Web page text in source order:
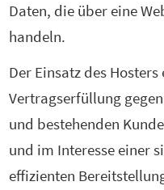
Daten, die über eine
handeln.
Der Einsatz des
Vertragserfüllung
und bestehenden
und im Interesse einer
effizienten